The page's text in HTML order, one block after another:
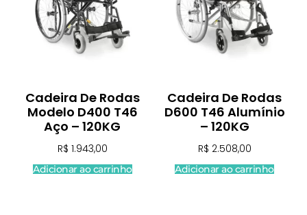
Cadeira De Rodas
Modelo D400 T46
Aço – 120KG
R$ 1.943,00
Adicionar ao carrinho
Cadeira De Rodas
D600 T46 Alumínio
– 120KG
R$ 2.508,00
Adicionar ao carrinho